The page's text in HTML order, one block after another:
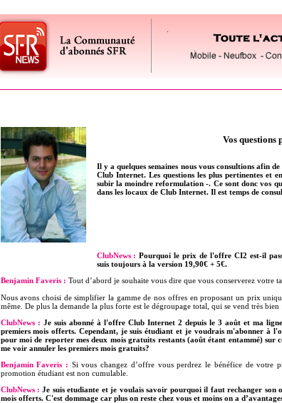
Vos questions
Il y a quelques semaines nous vous consultions afin
Club Internet. Les questions les plus pertinentes et
subir la moindre reformulation -. Ce sont donc vos
dans les locaux de Club Internet. Il est temps de
ClubNews : Pourquoi le prix de l'offre CI2 est-il
suis toujours à la version 19,90€ + 5€.
Benjamin Faveris : Tout d’abord je souhaite vous dire que vous conserverez votre
Nous avons choisi de simplifier la gamme de nos offres en proposant un prix
même. De plus la demande la plus forte est le dégroupage total, qui se vend très
ClubNews : Je suis abonné à l'offre Club Internet 2 depuis le 3 août et ma
premiers mois offerts. Cependant, je suis étudiant et je voudrais m'abonner à
pour moi de reporter mes deux mois gratuits restants (août étant entammé) sur
me voir annuler les premiers mois gratuits?
Benjamin Faveris : Si vous changez d’offre vous perdrez le bénéfice de votre
promotion étudiant est non cumulable.
ClubNews : Je suis etudiante et je voulais savoir pourquoi il faut rechanger son
mois offerts. C'est dommage car plus on reste chez vous et moins on a